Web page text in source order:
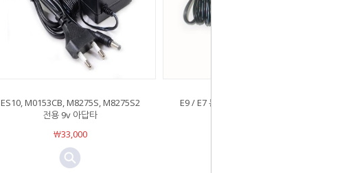
ES10, M0153CB, M8275S, M8275S2
전용 9v 아답타
￦33,000
E9 / E7 본체용 아답타 겸 충전기 - 5V